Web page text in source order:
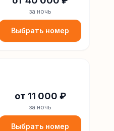
за ночь
Выбрать номер
от 11 000 ₽
за ночь
Выбрать номер